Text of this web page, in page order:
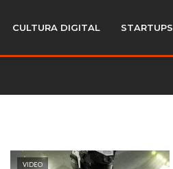
CULTURA DIGITAL STARTUPS
VIDEO